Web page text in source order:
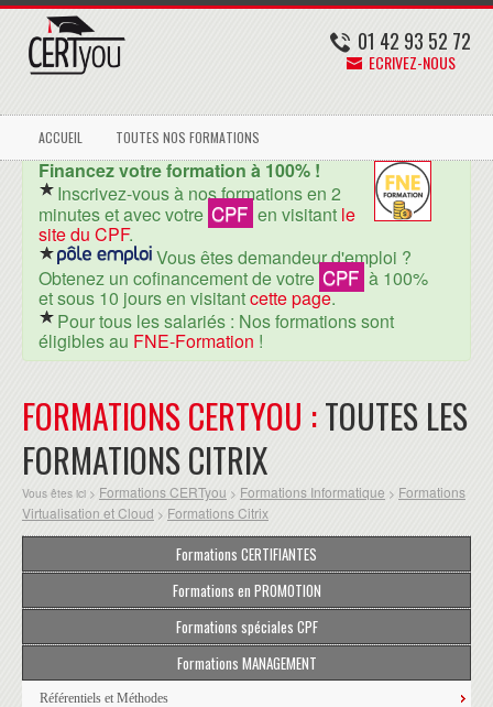
01 42 93 52 72
ECRIVEZ-NOUS
ACCUEIL TOUTES NOS FORMATIONS
Financez votre formation à 100% !
Inscrivez-vous à nos formations en 2
minutes et avec votre CPF en visitant le
site du CPF.
Vous êtes demandeur d'emploi ?
Obtenez un cofinancement de votre CPF à 100%
et sous 10 jours en visitantcette page.
Pour tous les salariés : Nos formations sont
éligibles au FNE-Formation !
FORMATIONS CERTYOU :TOUTES LES
FORMATIONS CITRIX
Vous êtes ici > Formations CERTyou > Formations Informatique > Formations
Virtualisation et Cloud > Formations Citrix
Formations CERTIFIANTES
Formations en PROMOTION
Formations spéciales CPF
Formations MANAGEMENT
Référentiels et Méthodes